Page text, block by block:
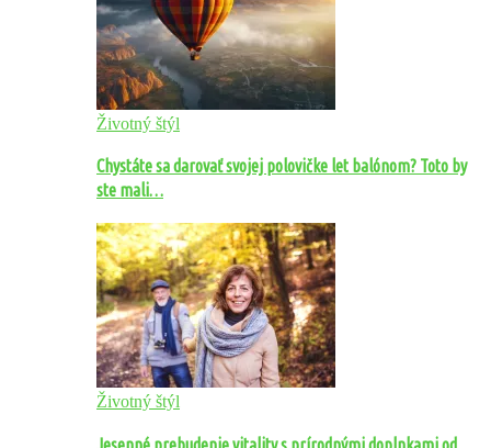
Životný štýl
Chystáte sa darovať svojej polovičke let balónom? Toto by
ste mali…
Životný štýl